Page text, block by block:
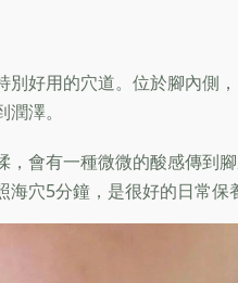
好用的穴道。位於腳內側，
澤。
會有一種微微的酸感傳到
穴5分鐘，是很好的日常